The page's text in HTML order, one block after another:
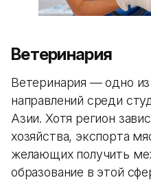
Ветеринария
Ветеринария — одно
направлений среди
Азии. Хотя регион
хозяйства, экспорта
желающих получить
образование в этой